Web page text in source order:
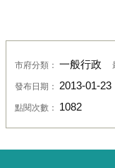
市府分類： 一般行政
發布日期： 2013-01-23
點閱次數： 1082